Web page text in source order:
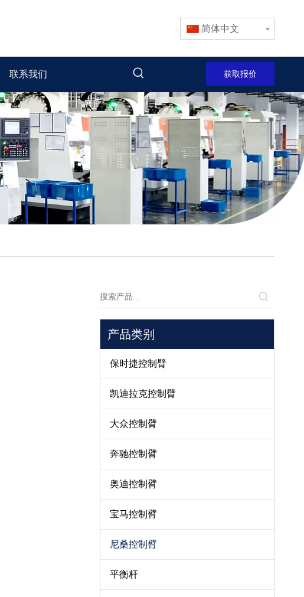
简体中文
联系我们 获取报价
产品类别
保时捷控制臂
凯迪拉克控制臂
大众控制臂
奔驰控制臂
奥迪控制臂
宝马控制臂
尼桑控制臂
平衡杆